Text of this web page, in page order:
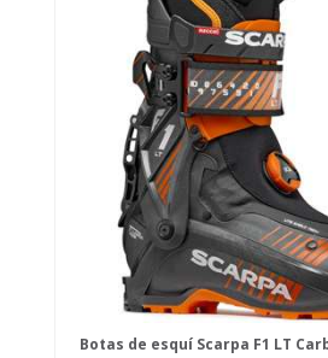
Botas de esquí Scarpa F1 LT